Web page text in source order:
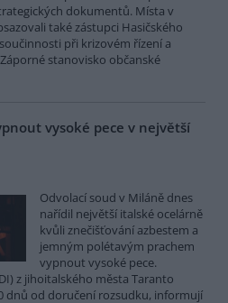
dokumentů. Místa v
také zástupci Hasičského
při krizovém řízení a
stanovisko občanské
vysoké pece v největší
Odvolací soud v Miláně dnes
nařídil největší italské ocelárně
kvůli znečišťování azbestem a
jemným polétavým prachem
vypnout vysoké pece.
z jihoitalského města Taranto
dnů od doručení rozsudku, informují